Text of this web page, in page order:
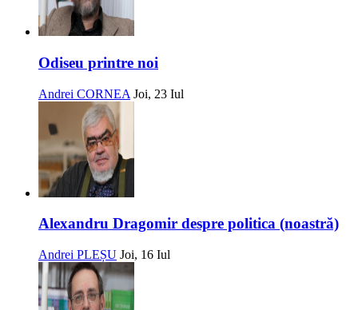
Odiseu printre noi
Andrei CORNEA Joi, 23 Iul
Alexandru Dragomir despre politica (noastră)
Andrei PLEȘU Joi, 16 Iul